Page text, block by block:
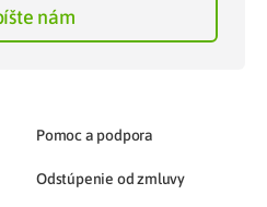
nám
Pomoc a podpora
Odstúpenie od zmluvy